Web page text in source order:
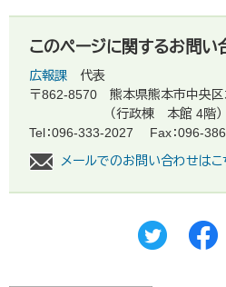
このページに関するお問い
広報課
代表
〒862-8570
熊本県熊本市中央
（行政棟 本館 4階）
Tel：096-333-2027
Fax：096-
メールでのお問い合わせはこ